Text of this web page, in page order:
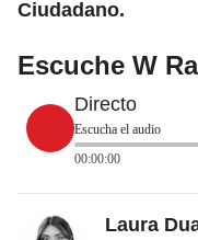
Ciudadano.
Escuche W
Directo
Escucha el audio
00:00:00
Laura